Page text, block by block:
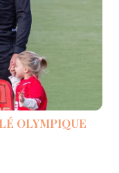
OLYMPIQUE